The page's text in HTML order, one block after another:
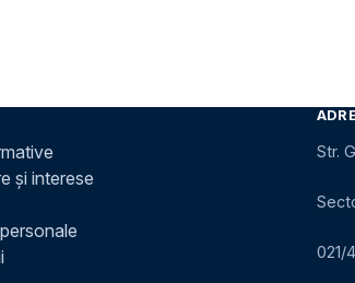
și interese
Str.
021/